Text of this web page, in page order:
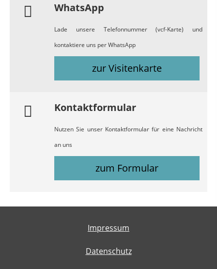
WhatsApp
Lade unsere Telefonnummer (vcf-Karte) und
kontaktiere uns per WhatsApp
zur Visitenkarte
Kontaktformular
Nutzen Sie unser Kontaktformular für eine Nachricht
an uns
zum Formular
Impressum
Datenschutz